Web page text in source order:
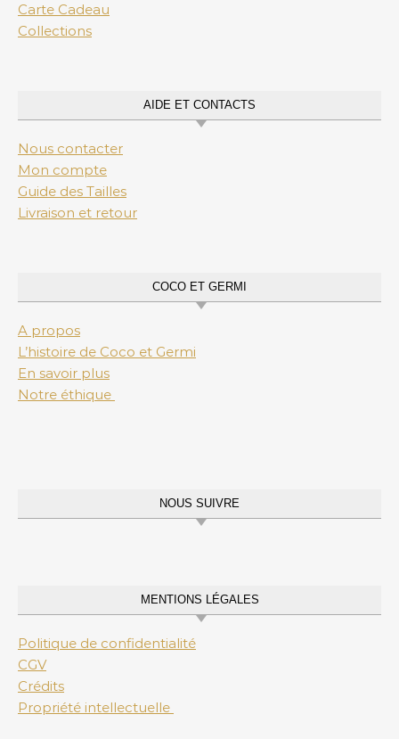
Carte Cadeau
Collections
AIDE ET CONTACTS
Nous contacter
Mon compte
Guide des Tailles
Livraison et retour
COCO ET GERMI
A propos
L’histoire de Coco et Germi
En savoir plus
Notre éthique
NOUS SUIVRE
MENTIONS LÉGALES
Politique de confidentialité
CGV
Crédits
Propriété intellectuelle